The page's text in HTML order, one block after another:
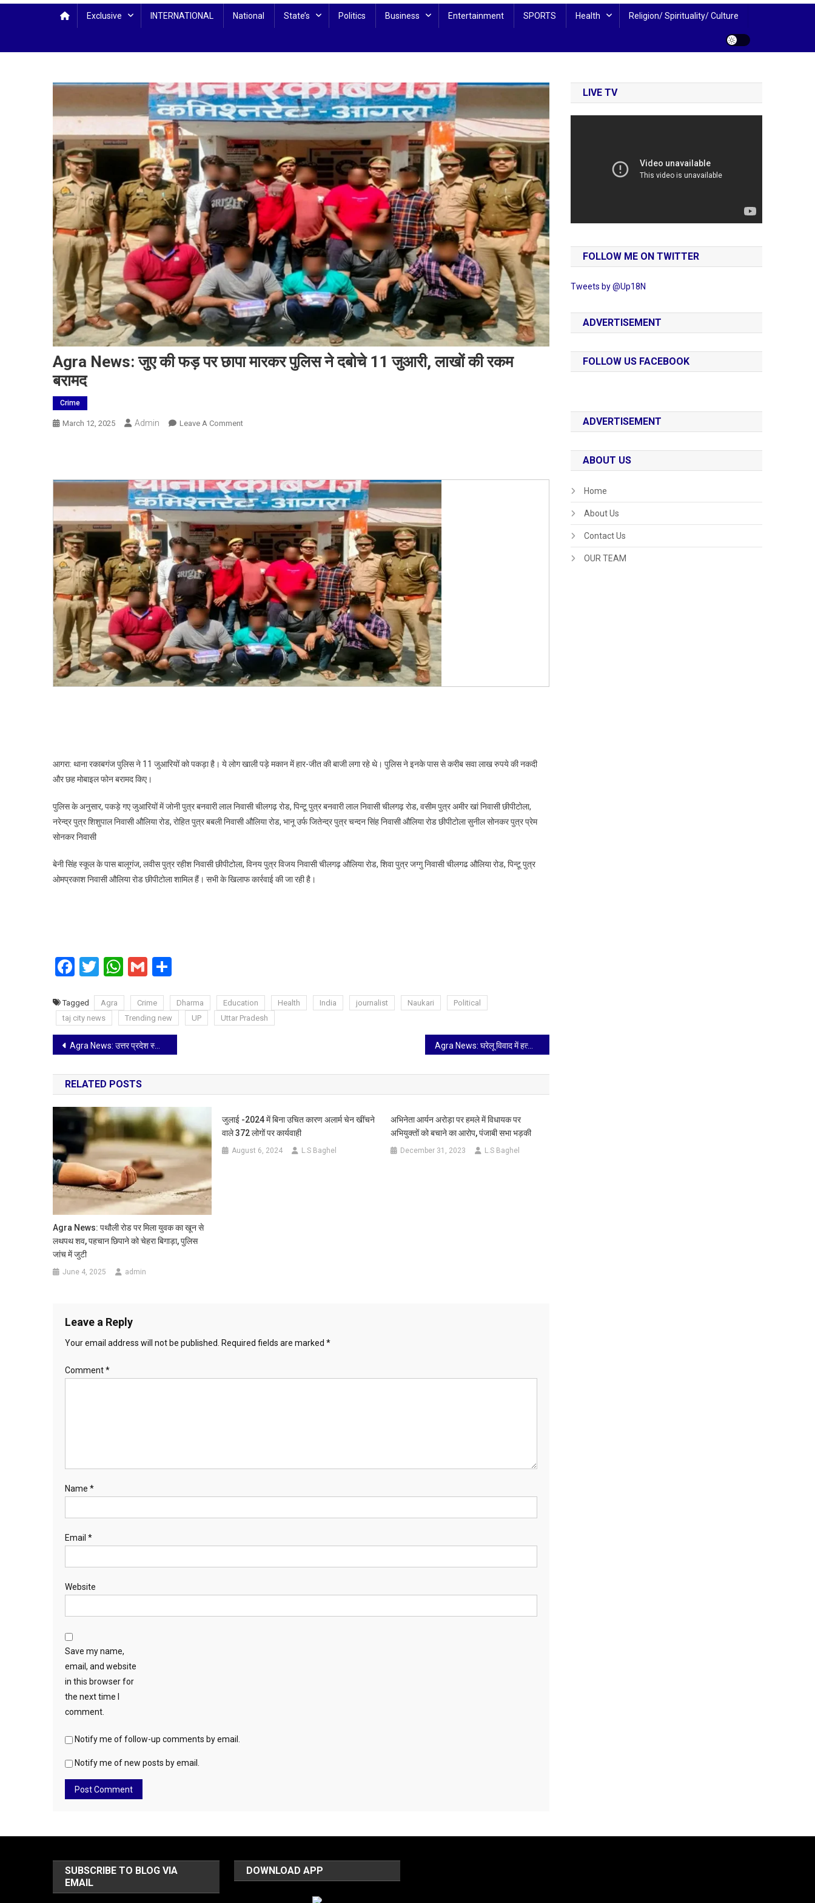
Exclusive INTERNATIONAL National State’s Politics Business Entertainment SPORTS Health Religion/ Spirituality/ Culture
Agra News: जुए की फड़ पर छापा मारकर पुलिस ने दबोचे 11 जुआरी, लाखों की रकम
बरामद
Crime
March 12, 2025 Admin Leave A CommentOn
की
फड़
पर
छापा
मारकर
पुलिस
ने
दबोचे
11
जुआरी,
लाखों
की
रकम
बरामद
आगरा: थाना रकाबगंज पुलिस ने 11 जुआरियों को पकड़ा है। ये लोग खाली पड़े मकान में हार-जीत की बाजी लगा रहे थे। पुलिस ने इनके पास से करीब सवा लाख रुपये की नकदी
और छह मोबाइल फोन बरामद किए।
पुलिस के अनुसार, पकड़े गए जुआरियों में जोनी पुत्र बनवारी लाल निवासी चीलगढ़ रोड, पिन्टू पुत्र बनवारी लाल निवासी चीलगढ़ रोड, वसीम पुत्र अमीर खां निवासी छीपीटोला,
नरेन्द्र पुत्र शिशुपाल निवासी औलिया रोड, रोहित पुत्र बबली निवासी औलिया रोड, भानू उर्फ जितेन्द्र पुत्र चन्दन सिंह निवासी औलिया रोड छीपीटोला सुनील सोनकर पुत्र प्रेम
सोनकर निवासी
बेनी सिंह स्कूल के पास बालूगंज, लवीस पुत्र रहीश निवासी छीपीटोला, विनय पुत्र विजय निवासी चीलगढ़ औलिया रोड, शिवा पुत्र जग्गु निवासी चीलगढ औलिया रोड, पिन्टू पुत्र
ओमप्रकाश निवासी औलिया रोड छीपीटोला शामिल हैं। सभी के खिलाफ कार्रवाई की जा रही है।
Facebook
Twitter
WhatsApp
Gmail
Tagged Agra Crime Dharma Education Health India journalist Naukari
Political
taj city news
Trending new UP Uttar Pradesh
Post
navigation
Agra News: उत्तर प्रदेश स्थानीय निकाय कर्मचारी महासंघ के तत्वावधान में होली मिलन समारोह आयोजन Agra News: घरेलू विवाद में हत्या करके फरार हुए दो आरोपियों को पुलिस ने दबोचा
RELATED POSTS
Agra News: पथौली रोड पर मिला युवक का खून से
लथपथ शव, पहचान छिपाने को चेहरा बिगाड़ा, पुलिस
जांच में जुटी
June 4, 2025 admin
जुलाई -2024 में बिना उचित कारण अलार्म चेन खींचने
वाले 372 लोगों पर कार्यवाही
August 6, 2024 L.S Baghel
अभिनेता आर्यन अरोड़ा पर हमले में विधायक पर
अभियुक्तों को बचाने का आरोप, पंजाबी सभा भड़की
December 31, 2023 L.S Baghel
Leave a Reply
Your email address will not be published. Required fields are marked *
Comment*
Name *
Email *
Website
Save my name,
email, and website
in this browser for
the next time I
comment.
Notify me of follow-up comments by email.
Notify me of new posts by email.
LIVE TV
FOLLOW ME ON TWITTER
Tweets by @Up18N
ADVERTISEMENT
FOLLOW US FACEBOOK
ADVERTISEMENT
ABOUT US
Home
About Us
Contact Us
OUR TEAM
SUBSCRIBE TO BLOG VIA
EMAIL
DOWNLOAD APP